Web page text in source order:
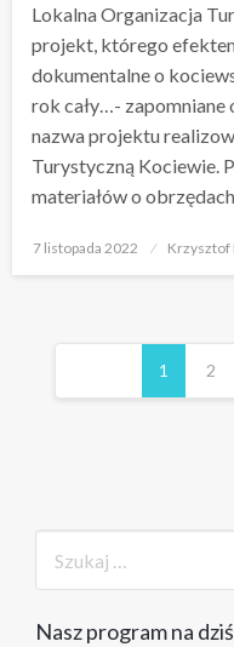
Lokalna Organizacja
projekt, którego
dokumentalne o
rok cały…- zapomniane
nazwa projektu
Turystyczną Kociewie.
materiałów o
Opublikowane
7 listopada 2022 Krzysztof
Stronicowanie
1 2
Nasz program na